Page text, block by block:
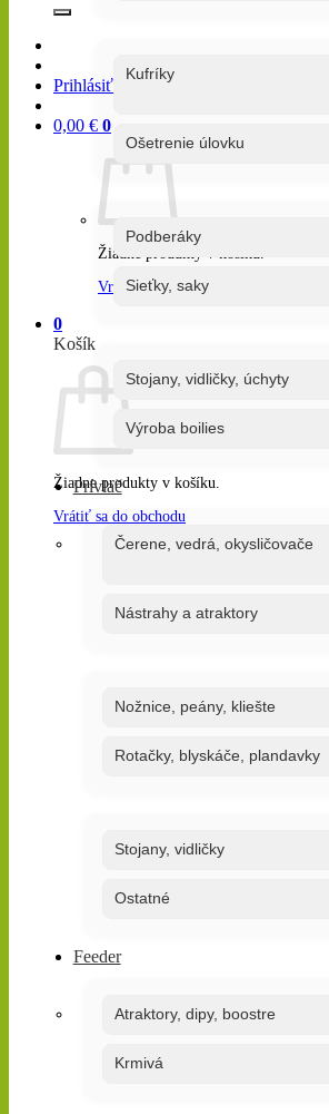
Prihlásiť / Registrovať
0,00 € 0
Žiadne produkty v košíku.
Vrátiť sa do obchodu
0
Košík
Žiadne produkty v košíku.
Vrátiť sa do obchodu
Kufríky
Ošetrenie úlovku
Podberáky
Sieťky, saky
Stojany, vidličky, úchyty
Výroba boilies
Prívlač
Čerene, vedrá, okysličovače
Nástrahy a atraktory
Nožnice, peány, kliešte
Rotačky, blyskáče, plandavky
Stojany, vidličky
Ostatné
Feeder
Atraktory, dipy, boostre
Krmivá